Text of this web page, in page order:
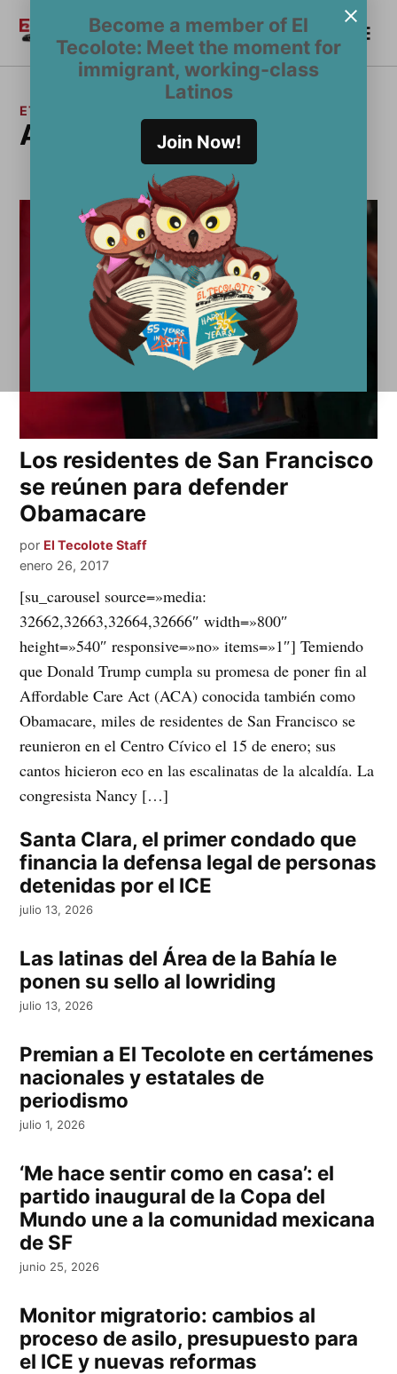
Become a member of El
Tecolote: Meet the moment for
immigrant, working-class
Latinos
Join Now!
contenido
El
Tecolote
Become a Member
ETIQUETA:
Los residentes de San Francisco
se reúnen para defender
Obamacare
por El Tecolote Staff
enero 26, 2017
[su_carousel source=»media:
32662,32663,32664,32666″ width=»800″
height=»540″ responsive=»no» items=»1″] Temiendo
que Donald Trump cumpla su promesa de poner fin al
Affordable Care Act (ACA) conocida también como
Obamacare, miles de residentes de San Francisco se
reunieron en el Centro Cívico el 15 de enero; sus
cantos hicieron eco en las escalinatas de la alcaldía. La
congresista Nancy […]
Santa Clara, el primer condado que
financia la defensa legal de personas
detenidas por el ICE
julio 13, 2026
Las latinas del Área de la Bahía le
ponen su sello al lowriding
julio 13, 2026
Premian a El Tecolote en certámenes
nacionales y estatales de
periodismo
julio 1, 2026
‘Me hace sentir como en casa’: el
partido inaugural de la Copa del
Mundo une a la comunidad mexicana
de SF
junio 25, 2026
Monitor migratorio: cambios al
proceso de asilo, presupuesto para
el ICE y nuevas reformas